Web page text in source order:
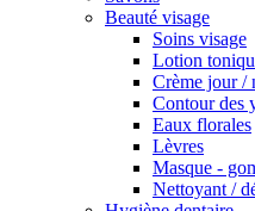
Beauté visage
Soins visage
Lotion
Crème jour /
Contour des
Eaux florales
Lèvres
Masque -
Nettoyant /